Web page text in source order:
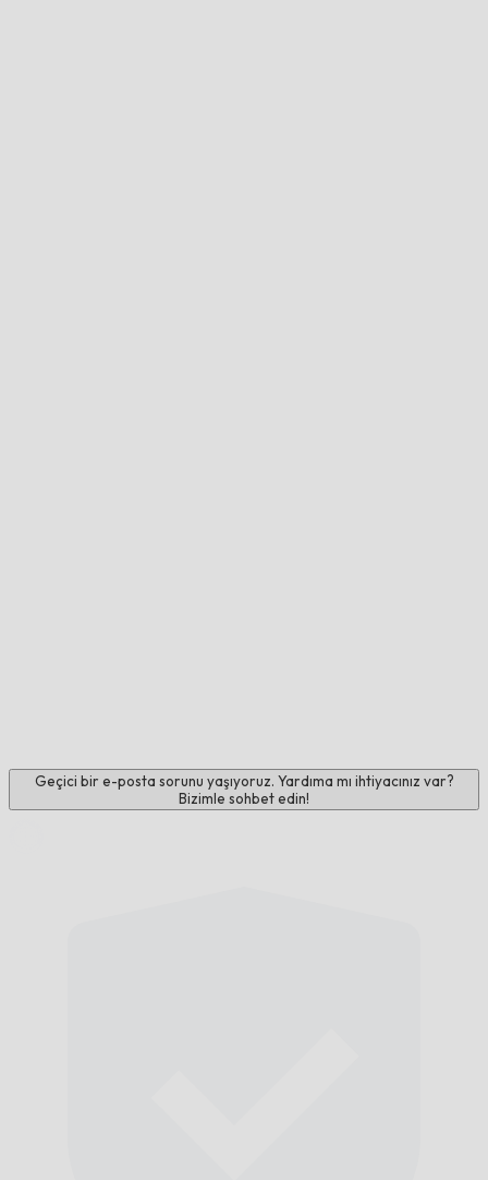
Geçici bir e-posta sorunu yaşıyoruz. Yardıma mı ihtiyacınız var?
Bizimle sohbet edin!